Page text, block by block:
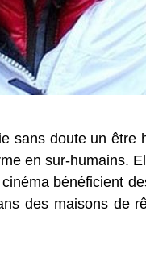
sans doute un
en sur-humains.
bénéficient
des maisons de